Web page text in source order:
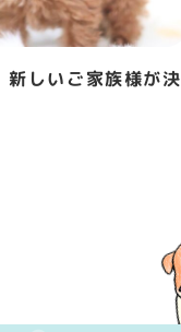
新しいご家族様が決